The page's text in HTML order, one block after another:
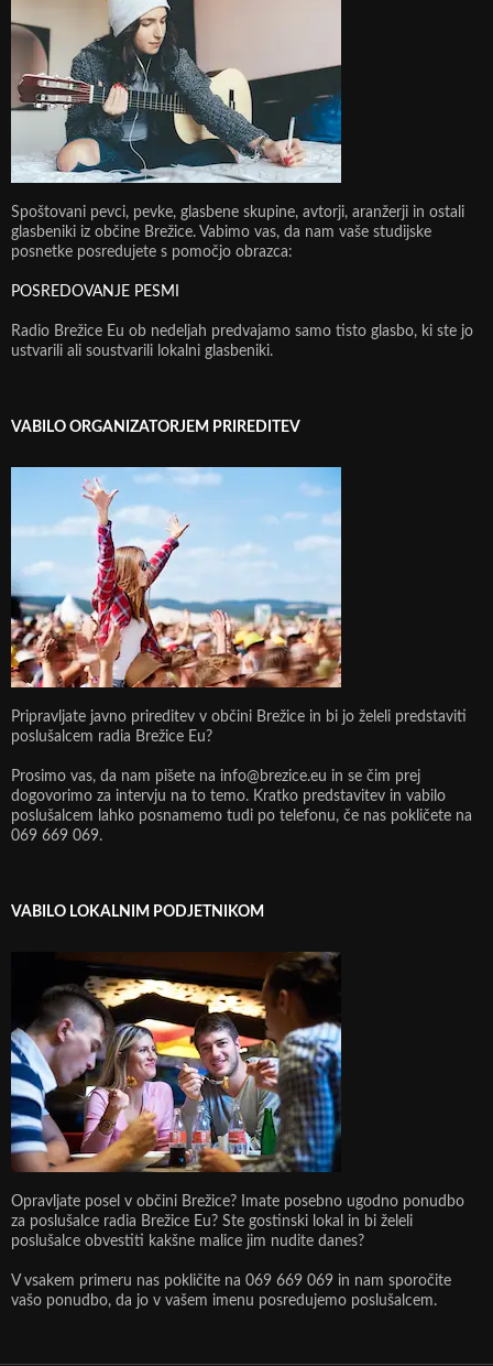
Spoštovani pevci, pevke, glasbene skupine, avtorji, aranžerji in ostali
glasbeniki iz občine Brežice. Vabimo vas, da nam vaše studijske
posnetke posredujete s pomočjo obrazca:
POSREDOVANJE PESMI
Radio Brežice Eu ob nedeljah predvajamo samo tisto glasbo, ki ste jo
ustvarili ali soustvarili lokalni glasbeniki.
VABILO ORGANIZATORJEM PRIREDITEV
Pripravljate javno prireditev v občini Brežice in bi jo želeli predstaviti
poslušalcem radia Brežice Eu?
Prosimo vas, da nam pišete na info@brezice.eu in se čim prej
dogovorimo za intervju na to temo. Kratko predstavitev in vabilo
poslušalcem lahko posnamemo tudi po telefonu, če nas pokličete na
069 669 069.
VABILO LOKALNIM PODJETNIKOM
Opravljate posel v občini Brežice? Imate posebno ugodno ponudbo
za poslušalce radia Brežice Eu? Ste gostinski lokal in bi želeli
poslušalce obvestiti kakšne malice jim nudite danes?
V vsakem primeru nas pokličite na 069 669 069 in nam sporočite
vašo ponudbo, da jo v vašem imenu posredujemo poslušalcem.